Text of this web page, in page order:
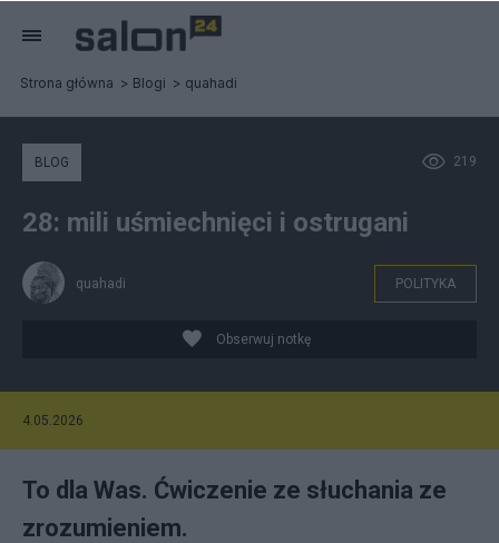
Strona główna Blogi quahadi
219
BLOG
28: mili uśmiechnięci i ostrugani
quahadi POLITYKA
Obserwuj notkę
4.05.2026
To dla Was. Ćwiczenie ze słuchania ze
zrozumieniem.